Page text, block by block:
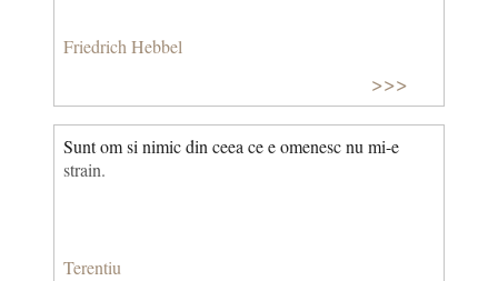
Friedrich Hebbel
>>>
Sunt om si nimic din ceea ce e omenesc nu mi-e
strain.
Terentiu